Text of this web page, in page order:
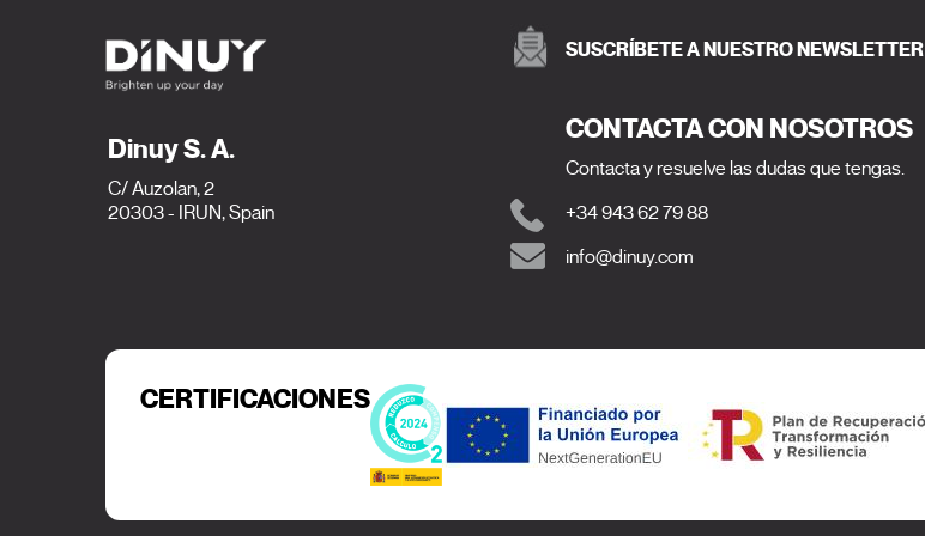
Dinuy S. A.
C/ Auzolan, 2
20303 - IRUN, Spain
SUSCRÍBETE A NUESTRO NEWSLETTER
CONTACTA CON NOSOTROS
Contacta y resuelve las dudas que tengas.
+34 943 62 79 88
info@dinuy.com
CERTIFICACIONES